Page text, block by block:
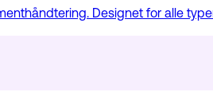
Designet for alle